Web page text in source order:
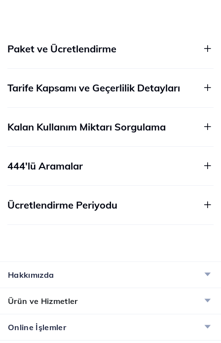
Paket ve Ücretlendirme
Tarife Kapsamı ve Geçerlilik Detayları
Kalan Kullanım Miktarı Sorgulama
444'lü Aramalar
Ücretlendirme Periyodu
Hakkımızda
Ürün ve Hizmetler
Online İşlemler